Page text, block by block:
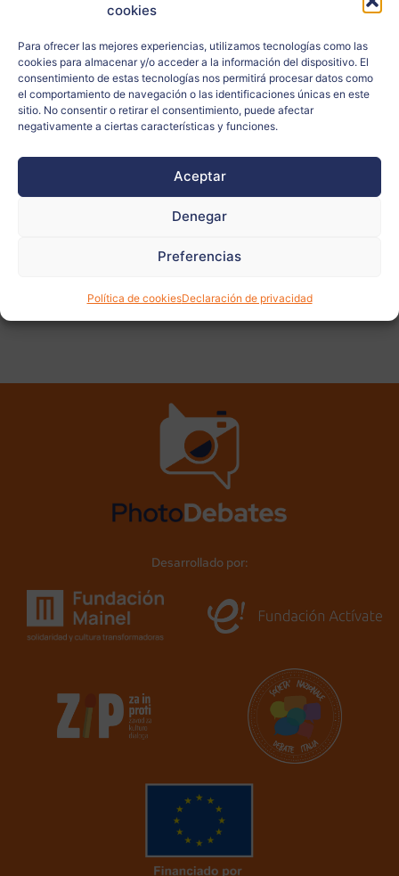
cookies
Para ofrecer las mejores experiencias, utilizamos tecnologías como las
cookies para almacenar y/o acceder a la información del dispositivo. El
consentimiento de estas tecnologías nos permitirá procesar datos como
el comportamiento de navegación o las identificaciones únicas en este
sitio. No consentir o retirar el consentimiento, puede afectar
negativamente a ciertas características y funciones.
Aceptar
Denegar
Preferencias
Política de cookiesDeclaración de privacidad
Italia
Relacionado
con:
Docente: Silvia Quarta
más
ANTERIOR SIGUIENTE
Desarrollado por: